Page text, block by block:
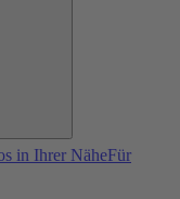
in Ihrer NäheFür